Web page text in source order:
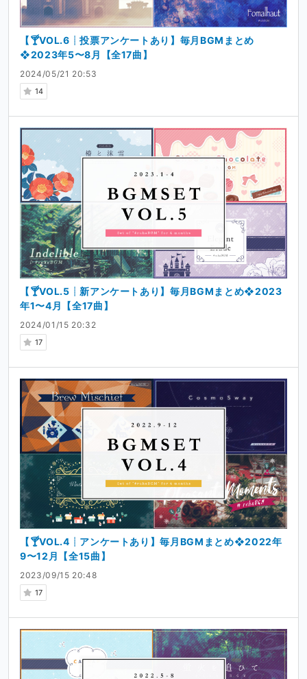
2024/05/21 20:53
14
【🍸VOL.6┊投票アンケートあり】毎月BGMまとめ
❖2023年5〜8月【全17曲】
2024/01/15 20:32
17
【🍸VOL.5┊新アンケートあり】毎月BGMまとめ❖2023
年1〜4月【全17曲】
2023/09/15 20:48
17
【🍸VOL.4┊アンケートあり】毎月BGMまとめ❖2022年
9〜12月【全15曲】